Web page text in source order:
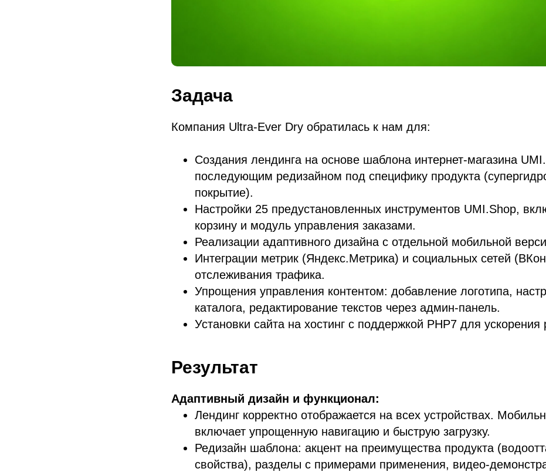
Задача
Компания Ultra-Ever Dry обратилась к нам для:
Создания лендинга на основе шаблона интернет-магазина
последующим редизайном под специфику продукта
покрытие).
Настройки 25 предустановленных инструментов UMI.Shop,
корзину и модуль управления заказами.
Реализации адаптивного дизайна с отдельной мобильной
Интеграции метрик (Яндекс.Метрика) и социальных сетей
отслеживания трафика.
Упрощения управления контентом: добавление логотипа,
каталога, редактирование текстов через админ-панель.
Установки сайта на хостинг с поддержкой PHP7 для ускорения
Результат
Адаптивный дизайн и функционал:
Лендинг корректно отображается на всех устройствах.
включает упрощенную навигацию и быструю загрузку.
Редизайн шаблона: акцент на преимущества продукта
свойства), разделы с примерами применения, видео-